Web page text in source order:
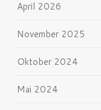
April 2026
November 2025
Oktober 2024
Mai 2024